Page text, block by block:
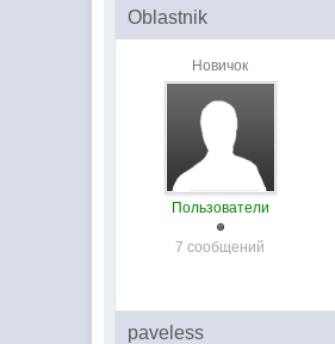
Oblastnik
Новичок
Пользователи
7 сообщений
paveless